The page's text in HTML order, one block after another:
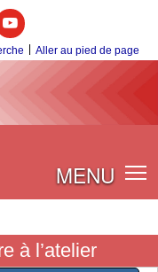
Youtube
| Aller au pied de page
MENU
à l’atelier